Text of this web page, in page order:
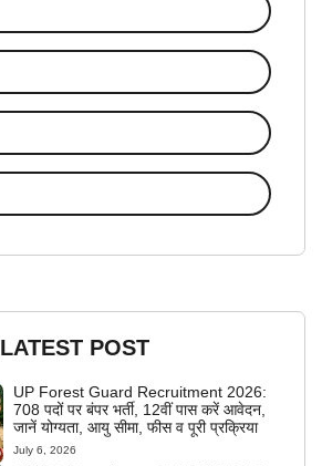
LATEST POST
UP Forest Guard Recruitment 2026:
708 पदों पर बंपर भर्ती, 12वीं पास करें आवेदन,
जानें योग्यता, आयु सीमा, फीस व पूरी प्रक्रिया
July 6, 2026